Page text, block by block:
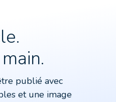
publié avec
et une image